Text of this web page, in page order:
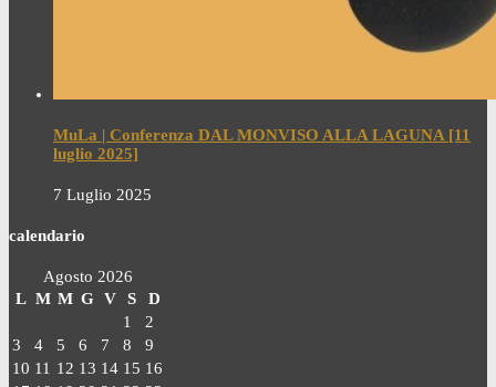
MuLa | Conferenza DAL MONVISO ALLA LAGUNA [11
luglio 2025]
7 Luglio 2025
calendario
Agosto 2026
L M M G V S
D
1
2
3
4 5 6 7 8
9
10 11 12 13 14 15 16